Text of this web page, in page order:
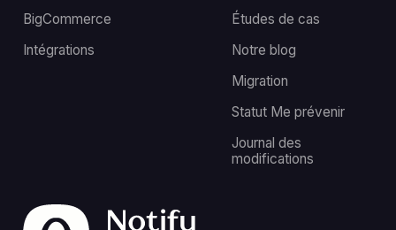
Études de cas
Notre blog
Migration
Statut Me prévenir
Journal des
modifications
BigCommerce
Intégrations